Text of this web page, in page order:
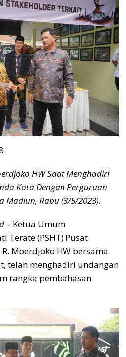
HW Saat Menghadiri
Kota Dengan Perguruan
Madiun, Rabu (3/5/2023).
– Ketua Umum
Terate (PSHT) Pusat
Moerdjoko HW bersama
telah menghadiri undangan
rangka pembahasan